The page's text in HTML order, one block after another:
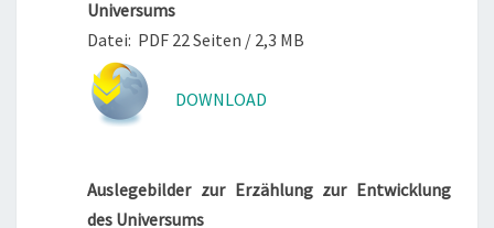
Universums
Datei: PDF 22 Seiten / 2,3 MB
DOWNLOAD
Auslegebilder zur Erzählung zur Entwicklung
des Universums